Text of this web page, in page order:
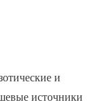
и
источники